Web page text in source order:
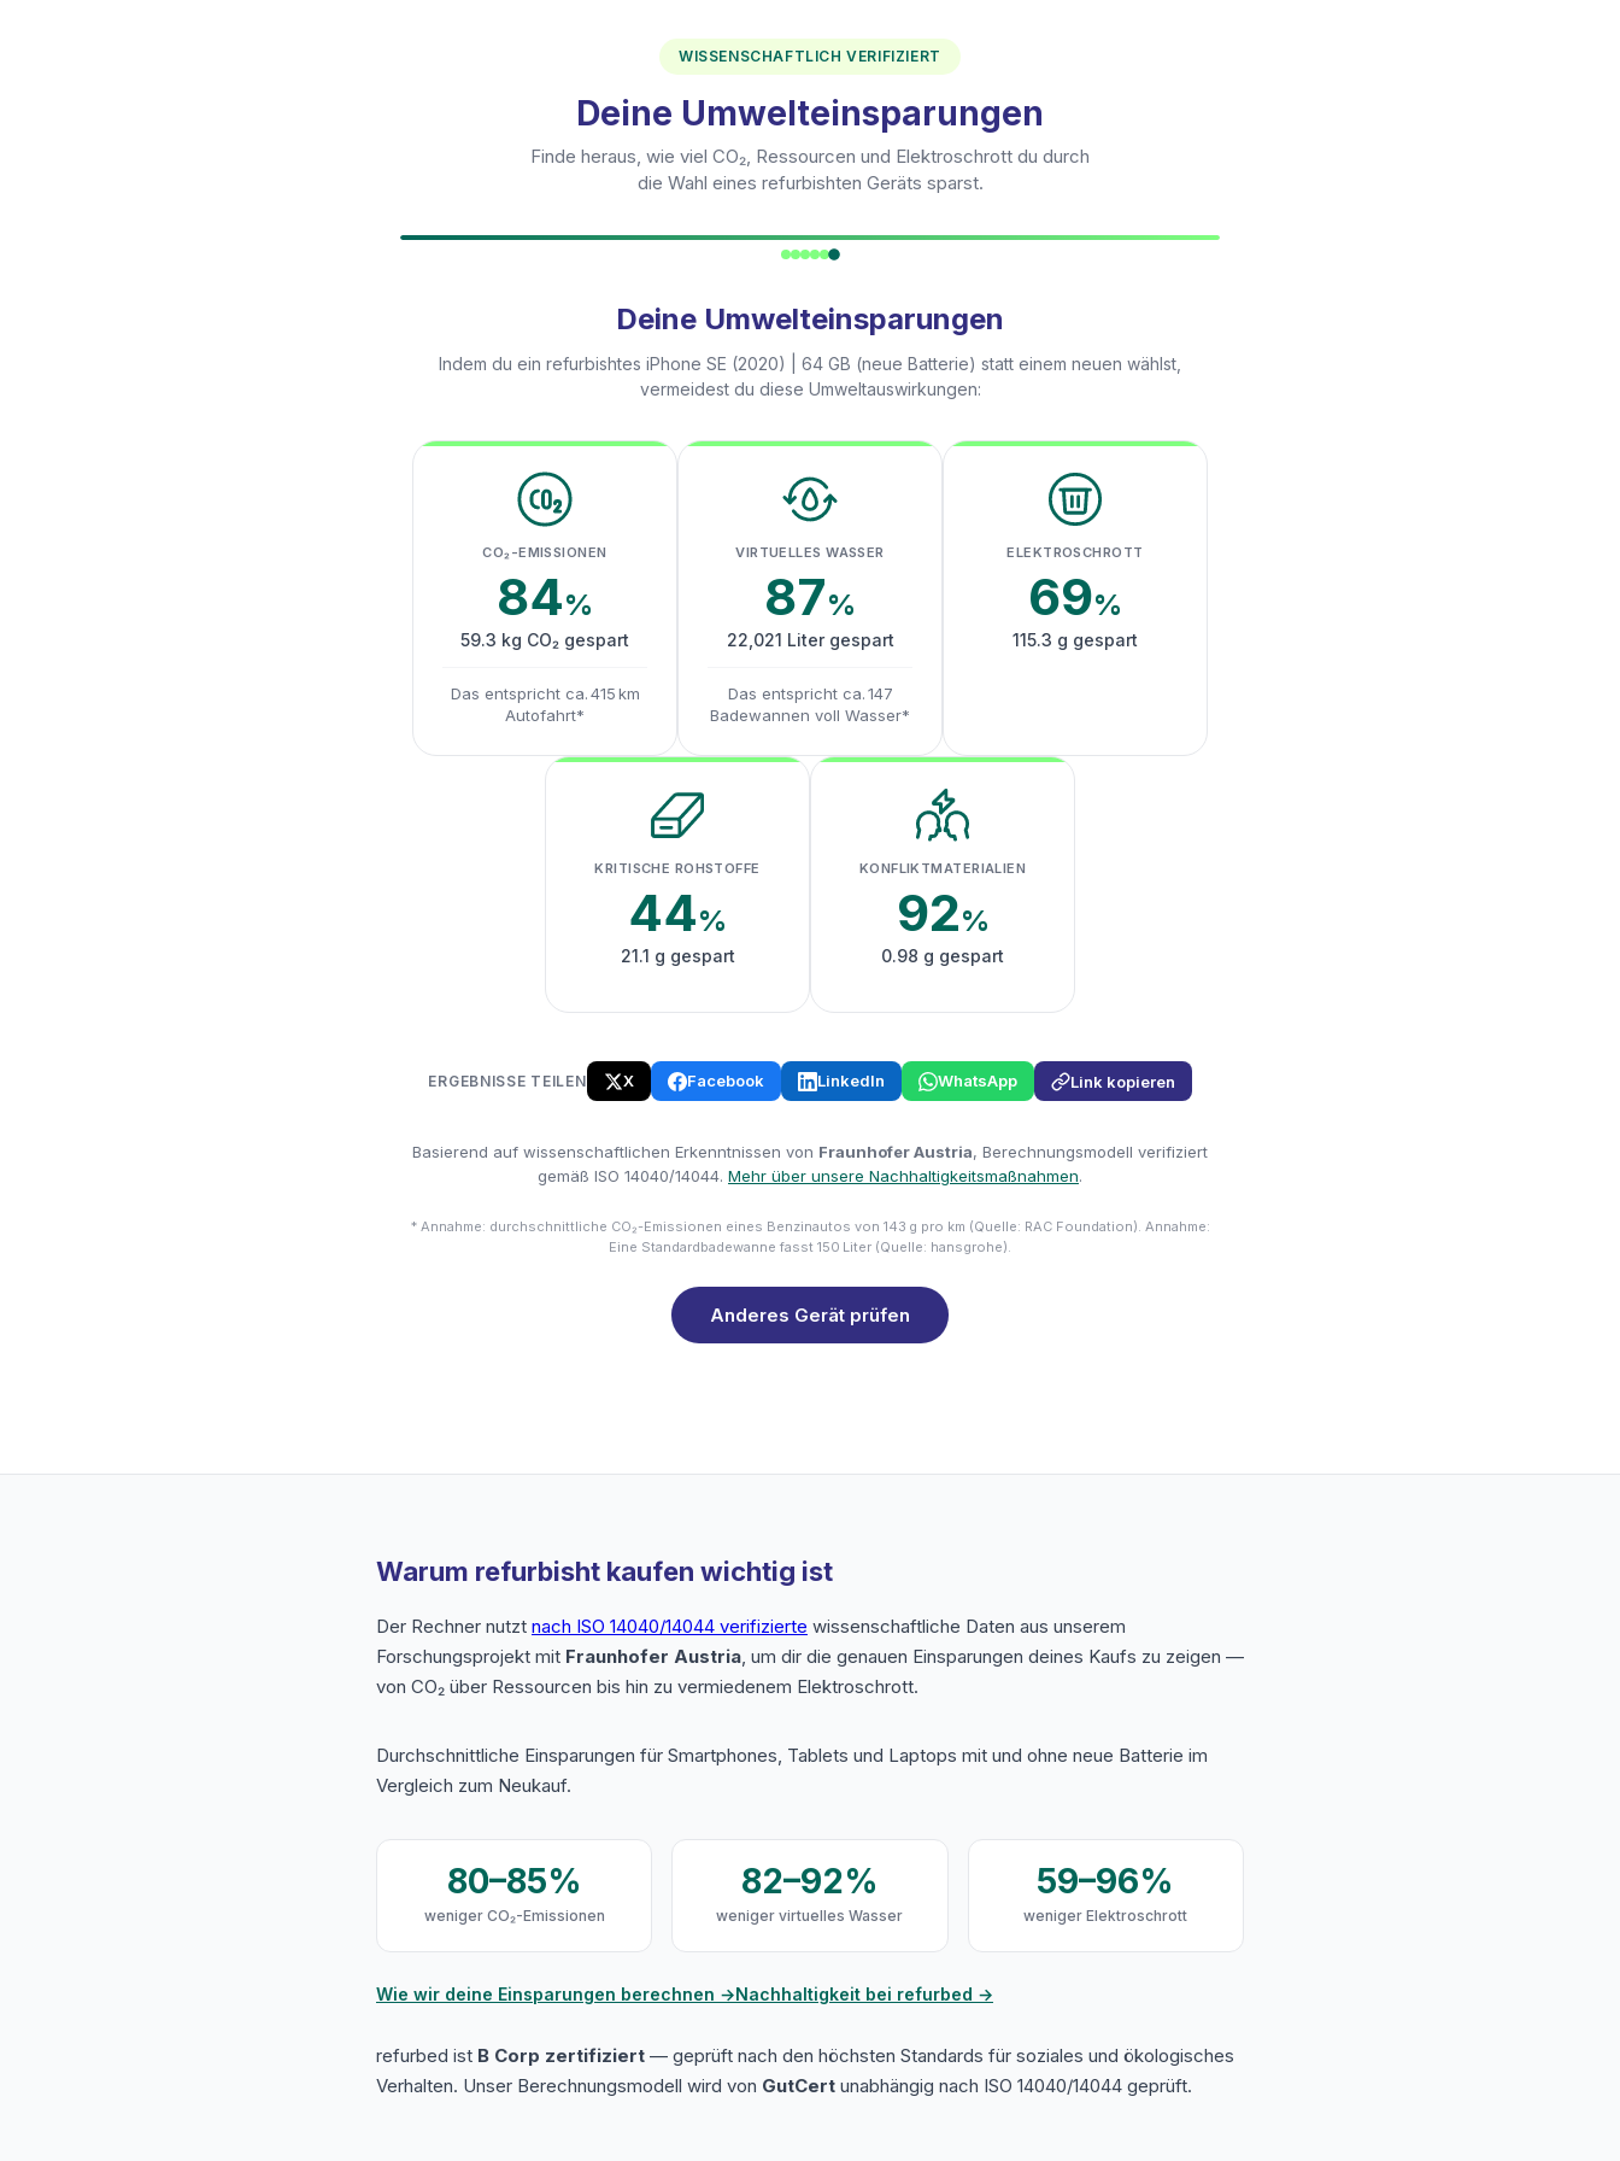
WISSENSCHAFTLICH VERIFIZIERT
Deine Umwelteinsparungen
Finde heraus, wie viel CO₂, Ressourcen und Elektroschrott du durch
die Wahl eines refurbishten Geräts sparst.
Deine Umwelteinsparungen
Indem du ein refurbishtes iPhone SE (2020) | 64 GB (neue Batterie) statt einem neuen wählst,
vermeidest du diese Umweltauswirkungen:
CO₂-EMISSIONEN
84%
59.3 kg CO₂ gespart
Das entspricht ca. 415 km
Autofahrt*
VIRTUELLES WASSER
87%
22,021 Liter gespart
Das entspricht ca. 147
Badewannen voll Wasser*
ELEKTROSCHROTT
69%
115.3 g gespart
KRITISCHE ROHSTOFFE
44%
21.1 g gespart
KONFLIKTMATERIALIEN
92%
0.98 g gespart
ERGEBNISSE TEILEN X Facebook LinkedIn WhatsApp Link kopieren
Basierend auf wissenschaftlichen Erkenntnissen von Fraunhofer Austria, Berechnungsmodell verifiziert
gemäß ISO 14040/14044. Mehr über unsere Nachhaltigkeitsmaßnahmen.
* Annahme: durchschnittliche CO₂-Emissionen eines Benzinautos von 143 g pro km (Quelle: RAC Foundation). Annahme:
Eine Standardbadewanne fasst 150 Liter (Quelle: hansgrohe).
Anderes Gerät prüfen
Warum refurbisht kaufen wichtig ist
Der Rechner nutzt nach ISO 14040/14044 verifizierte wissenschaftliche Daten aus unserem
Forschungsprojekt mit Fraunhofer Austria, um dir die genauen Einsparungen deines Kaufs zu zeigen —
von CO₂ über Ressourcen bis hin zu vermiedenem Elektroschrott.
Durchschnittliche Einsparungen für Smartphones, Tablets und Laptops mit und ohne neue Batterie im
Vergleich zum Neukauf.
80–85%
weniger CO₂-Emissionen
82–92%
weniger virtuelles Wasser
59–96%
weniger Elektroschrott
Wie wir deine Einsparungen berechnen →Nachhaltigkeit bei refurbed →
refurbed ist B Corp zertifiziert — geprüft nach den höchsten Standards für soziales und ökologisches
Verhalten. Unser Berechnungsmodell wird von GutCert unabhängig nach ISO 14040/14044 geprüft.